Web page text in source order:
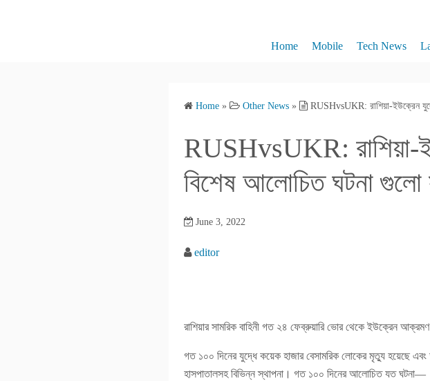
Home Mobile Tech News
Home » Other News » RUSHvsUKR: রাশিয়া-ইউক্রেন
RUSHvsUKR: রাশিয়া-
বিশেষ আলোচিত ঘটনা গুলো
June 3, 2022
editor
রাশিয়ার সামরিক বাহিনী গত ২৪ ফেব্রুয়ারি ভোর থেকে ইউক্রেন
গত ১০০ দিনের যুদ্ধে কয়েক হাজার বেসামরিক লোকের মৃত্যু হয়েছে
হাসপাতালসহ বিভিন্ন স্থাপনা। গত ১০০ দিনের আলোচিত যত ঘটনা—